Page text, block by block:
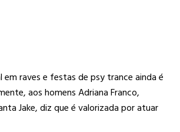
raves e festas de psy trance ainda é
aos homens Adriana Franco,
Jake, diz que é valorizada por atuar